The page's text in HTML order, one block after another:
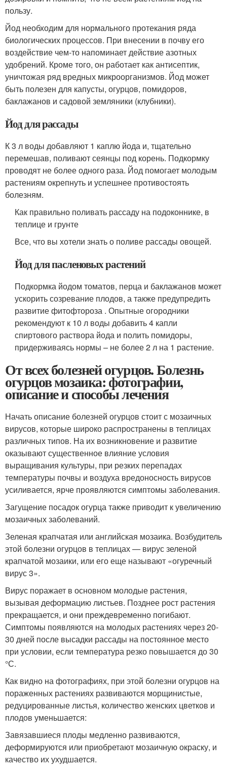
пользу.
Йод необходим для нормального протекания ряда
биологических процессов. При внесении в почву его
воздействие чем-то напоминает действие азотных
удобрений. Кроме того, он работает как антисептик,
уничтожая ряд вредных микроорганизмов. Йод может
быть полезен для капусты, огурцов, помидоров,
баклажанов и садовой земляники (клубники).
Йод для рассады
К 3 л воды добавляют 1 каплю йода и, тщательно
перемешав, поливают сеянцы под корень. Подкормку
проводят не более одного раза. Йод помогает молодым
растениям окрепнуть и успешнее противостоять
болезням.
Как правильно поливать рассаду на подоконнике, в
теплице и грунте
Все, что вы хотели знать о поливе рассады овощей.
Йод для пасленовых растений
Подкормка йодом томатов, перца и баклажанов может
ускорить созревание плодов, а также предупредить
развитие фитофтороза . Опытные огородники
рекомендуют к 10 л воды добавить 4 капли
спиртового раствора йода и полить помидоры,
придерживаясь нормы – не более 2 л на 1 растение.
От всех болезней огурцов. Болезнь
огурцов мозаика: фотографии,
описание и способы лечения
Начать описание болезней огурцов стоит с мозаичных
вирусов, которые широко распространены в теплицах
различных типов. На их возникновение и развитие
оказывают существенное влияние условия
выращивания культуры, при резких перепадах
температуры почвы и воздуха вредоносность вирусов
усиливается, ярче проявляются симптомы заболевания.
Загущение посадок огурца также приводит к увеличению
мозаичных заболеваний.
Зеленая крапчатая или английская мозаика. Возбудитель
этой болезни огурцов в теплицах — вирус зеленой
крапчатой мозаики, или его еще называют «огуречный
вирус 3».
Вирус поражает в основном молодые растения,
вызывая деформацию листьев. Позднее рост растения
прекращается, и они преждевременно погибают.
Симптомы появляются на молодых растениях через 20-
30 дней после высадки рассады на постоянное место
при условии, если температура резко повышается до 30
°С.
Как видно на фотографиях, при этой болезни огурцов на
пораженных растениях развиваются морщинистые,
редуцированные листья, количество женских цветков и
плодов уменьшается:
Завязавшиеся плоды медленно развиваются,
деформируются или приобретают мозаичную окраску, и
качество их ухудшается.